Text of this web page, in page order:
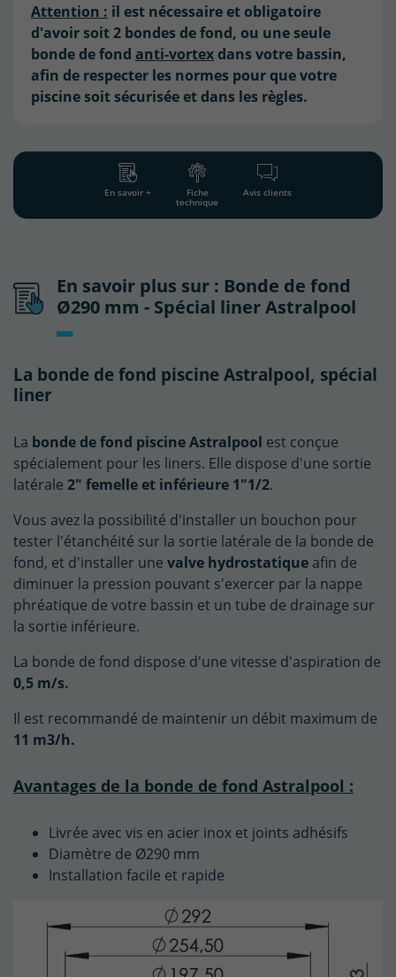
Attention : il est nécessaire et obligatoire
d'avoir soit 2 bondes de fond, ou une seule
bonde de fond anti-vortexdans votre bassin,
afin de respecter les normes pour que votre
piscine soit sécurisée et dans les règles.
En savoir + Fiche
technique
Avis clients
En savoir plus sur : Bonde de fond
Ø290 mm - Spécial liner Astralpool
La bonde de fond piscine Astralpool, spécial
liner
La bonde de fond piscine Astralpool est conçue
spécialement pour les liners. Elle dispose d'une sortie
latérale 2" femelle et inférieure 1"1/2.
Vous avez la possibilité d'installer un bouchon pour
tester l'étanchéité sur la sortie latérale de la bonde de
fond, et d'installer une valve hydrostatique afin de
diminuer la pression pouvant s'exercer par la nappe
phréatique de votre bassin et un tube de drainage sur
la sortie inférieure.
La bonde de fond dispose d'une vitesse d'aspiration de
0,5 m/s.
Il est recommandé de maintenir un débit maximum de
11 m3/h.
Avantages de la bonde de fond Astralpool :
Livrée avec vis en acier inox et joints adhésifs
Diamètre de Ø290 mm
Installation facile et rapide